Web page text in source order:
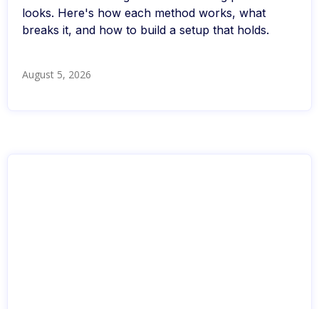
looks. Here's how each method works, what
breaks it, and how to build a setup that holds.
August 5, 2026